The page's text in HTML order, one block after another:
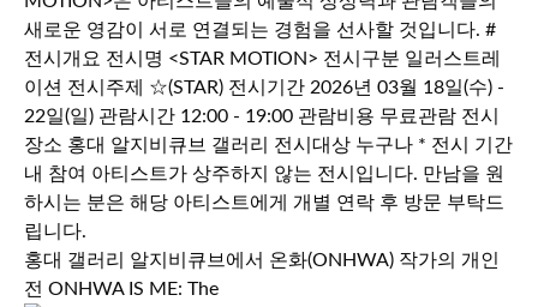
홍대 갤러리 알지비큐브에서 온화(ONHWA) 작가의 개인
전 ONHWA IS ME: The